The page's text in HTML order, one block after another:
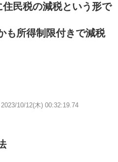
民税の減税という形で
も所得制限付きで減税
2023/10/12(木) 00:32:19.74